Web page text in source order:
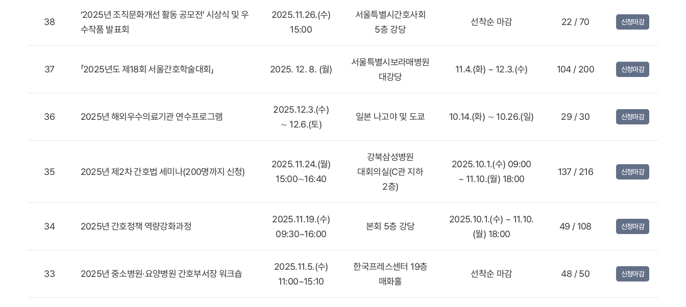
38
‘2025년 조직문화개선 활동 공모전’ 시상식 및 우
수작품 발표회
2025.11.26.(수)
15:00
서울특별시간호사회
5층 강당
선착순 마감 22 / 70 신청마감
37 「2025년도 제18회 서울간호학술대회」 2025. 12. 8. (월)
서울특별시보라매병원
대강당
11.4.(화) ~ 12.3.(수) 104 / 200 신청마감
36 2025년 해외우수의료기관 연수프로그램
2025.12.3.(수)
∼ 12.6.(토)
일본 나고야 및 도쿄 10.14.(화) ∼ 10.26.(일) 29 / 30 신청마감
35 2025년 제2차 간호법 세미나(200명까지 신청)
2025.11.24.(월)
15:00∼16:40
강북삼성병원
대회의실(C관 지하
2층)
2025.10.1.(수) 09:00
~ 11.10.(월) 18:00
137 / 216 신청마감
34 2025년 간호정책 역량강화과정
2025.11.19.(수)
09:30~16:00
본회 5층 강당
2025.10.1.(수) ~ 11.10.
(월) 18:00
49 / 108 신청마감
33 2025년 중소병원·요양병원 간호부서장 워크숍
2025.11.5.(수)
11:00~15:10
한국프레스센터 19층
매화홀
선착순 마감 48 / 50 신청마감